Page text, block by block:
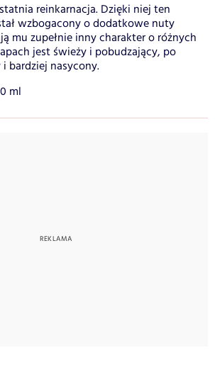
reinkarnacja. Dzięki niej ten
wzbogacony o dodatkowe nuty
mu zupełnie inny charakter o różnych
jest świeży i pobudzający, po
i bardziej nasycony.
ml